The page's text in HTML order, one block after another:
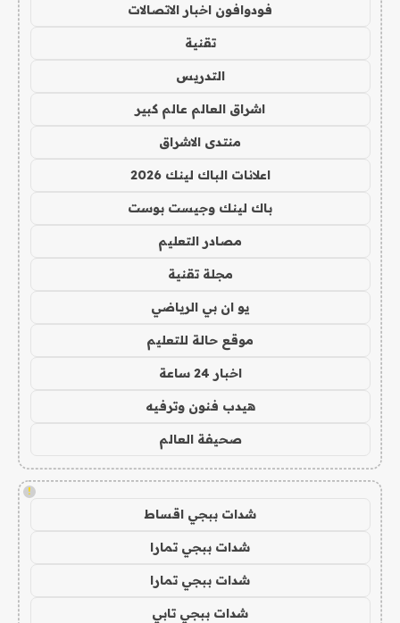
فودوافون اخبار الاتصالات
تقنية
التدريس
اشراق العالم عالم كبير
منتدى الاشراق
اعلانات الباك لينك 2026
باك لينك وجيست بوست
مصادر التعليم
مجلة تقنية
يو ان بي الرياضي
موقع حالة للتعليم
اخبار 24 ساعة
هيدب فنون وترفيه
صحيفة العالم
!
شدات ببجي اقساط
شدات ببجي تمارا
شدات ببجي تمارا
شدات ببجي تابي